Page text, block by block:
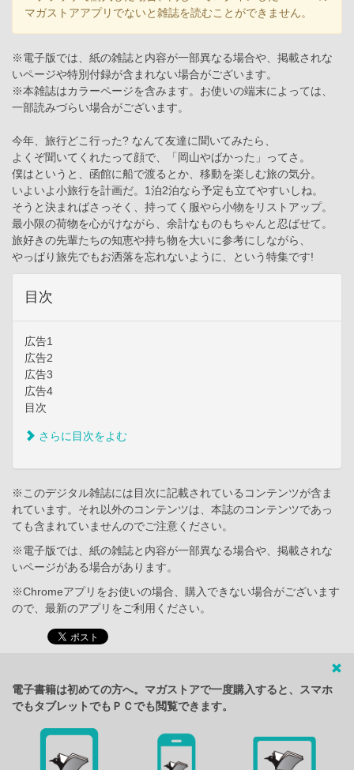
マガストアアプリでないと雑誌を読むことができません。
※電子版では、紙の雑誌と内容が一部異なる場合や、掲載されな
いページや特別付録が含まれない場合がございます。
※本雑誌はカラーページを含みます。お使いの端末によっては、
一部読みづらい場合がございます。
今年、旅行どこ行った? なんて友達に聞いてみたら、
よくぞ聞いてくれたって顔で、「岡山やばかった」ってさ。
僕はというと、函館に船で渡るとか、移動を楽しむ旅の気分。
いよいよ小旅行を計画だ。1泊2泊なら予定も立てやすいしね。
そうと決まればさっそく、持ってく服やら小物をリストアップ。
最小限の荷物を心がけながら、余計なものもちゃんと忍ばせて。
旅好きの先輩たちの知恵や持ち物を大いに参考にしながら、
やっぱり旅先でもお洒落を忘れないように、という特集です!
目次
広告1
広告2
広告3
広告4
目次
さらに目次をよむ
※このデジタル雑誌には目次に記載されているコンテンツが含ま
れています。それ以外のコンテンツは、本誌のコンテンツであっ
ても含まれていませんのでご注意ください。
※電子版では、紙の雑誌と内容が一部異なる場合や、掲載されな
いページがある場合があります。
※Chromeアプリをお使いの場合、購入できない場合がございます
ので、最新のアプリをご利用ください。
電子書籍は初めての方へ。マガストアで一度購入すると、スマホ
でもタブレットでもＰＣでも閲覧できます。